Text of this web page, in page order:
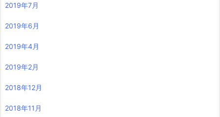
2019年7月
2019年6月
2019年4月
2019年2月
2018年12月
2018年11月